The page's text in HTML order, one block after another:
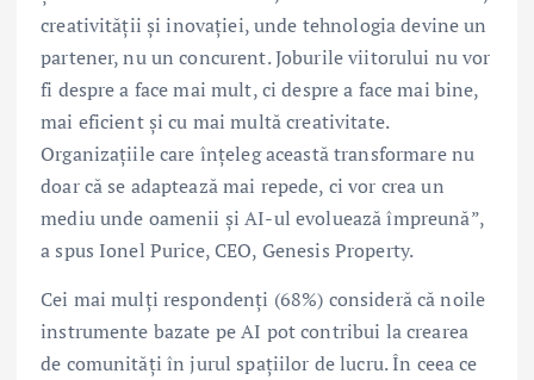
creativității și inovației, unde tehnologia devine un
partener, nu un concurent. Joburile viitorului nu vor
fi despre a face mai mult, ci despre a face mai bine,
mai eficient și cu mai multă creativitate.
Organizațiile care înțeleg această transformare nu
doar că se adaptează mai repede, ci vor crea un
mediu unde oamenii și AI-ul evoluează împreună”,
a spus Ionel Purice, CEO, Genesis Property.
Cei mai mulți respondenți (68%) consideră că noile
instrumente bazate pe AI pot contribui la crearea
de comunități în jurul spațiilor de lucru. În ceea ce